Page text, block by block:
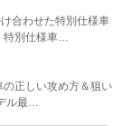
合わせた特別仕様車
特別仕様車…
の正しい攻め方＆狙い
ル最…